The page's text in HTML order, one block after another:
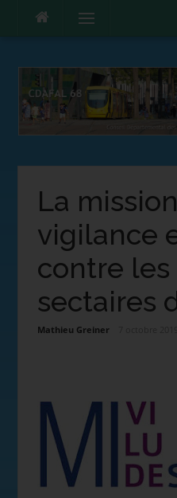
Menu
La
vigilance
contre les
sectaires
Mathieu Greiner